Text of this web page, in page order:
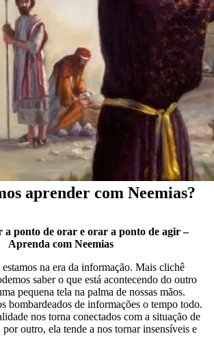
aprender com Neemias?
a ponto de orar e orar a ponto de agir –
Aprenda com Neemias
na era da informação. Mais clichê
saber o que está acontecendo do outro
pequena tela na palma de nossas mãos.
bombardeados de informações o tempo todo.
nos torna conectados com a situação de
por outro, ela tende a nos tornar insensíveis e